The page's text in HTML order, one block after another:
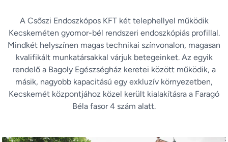
A Csőszi Endoszkópos KFT két telephellyel működik
Kecskeméten gyomor-bél rendszeri endoszkópiás profillal.
Mindkét helyszínen magas technikai színvonalon, magasan
kvalifikált munkatársakkal várjuk betegeinket. Az egyik
rendelő a Bagoly Egészségház keretei között működik, a
másik, nagyobb kapacitású egy exkluzív környezetben,
Kecskemét központjához közel került kialakításra a Faragó
Béla fasor 4 szám alatt.